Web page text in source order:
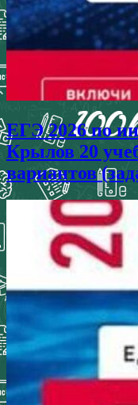
ЕГЭ 2026 по
Крылов 20
вариантов